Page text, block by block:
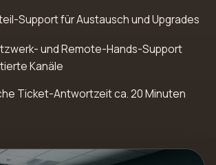
Support für Austausch und Upgrades
und Remote-Hands-Support
Kanäle
Ticket-Antwortzeit ca. 20 Minuten